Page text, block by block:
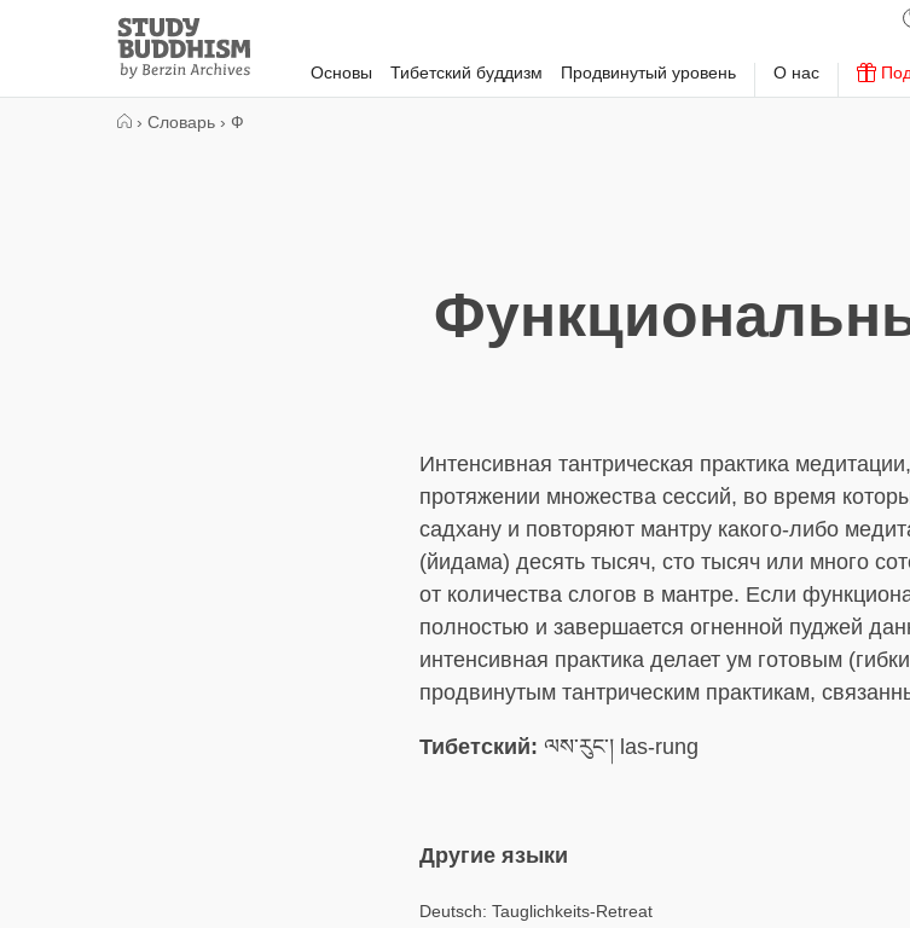
Study
Buddhism
Home
Основы Тибетский буддизм Продвинутый уровень О нас
› Словарь › Ф
Интенсивная тантрическая практика
протяжении множества сессий, во время
садхану и повторяют мантру какого-либо
(йидама) десять тысяч, сто тысяч или много
от количества слогов в мантре. Если
полностью и завершается огненной пуджей
интенсивная практика делает ум готовым
продвинутым тантрическим практикам,
Тибетский: ལས་རུང་། las-rung
Другие языки
Deutsch: Tauglichkeits-Retreat